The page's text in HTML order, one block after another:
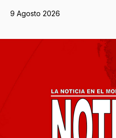
9 Agosto 2026